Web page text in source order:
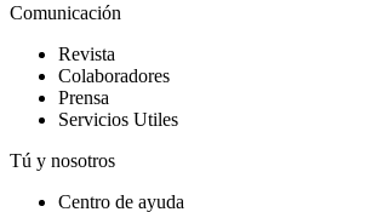
Comunicación
Revista
Colaboradores
Prensa
Servicios Utiles
Tú y nosotros
Centro de ayuda